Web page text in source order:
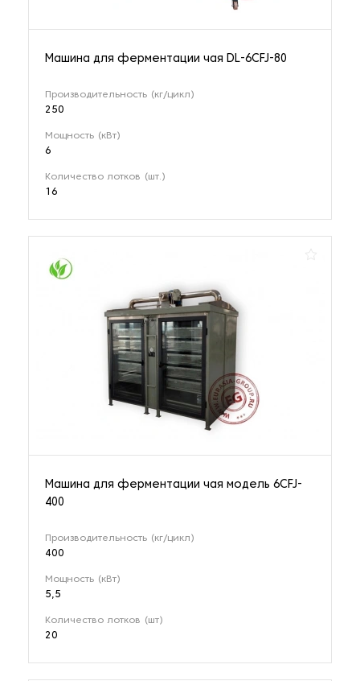
Машина для ферментации чая DL-6CFJ-80
Производительность (кг/цикл)
250
Мощность (кВт)
6
Количество лотков (шт.)
16
Машина для ферментации чая модель 6CFJ-
400
Производительность (кг/цикл)
400
Мощность (кВт)
5,5
Количество лотков (шт)
20